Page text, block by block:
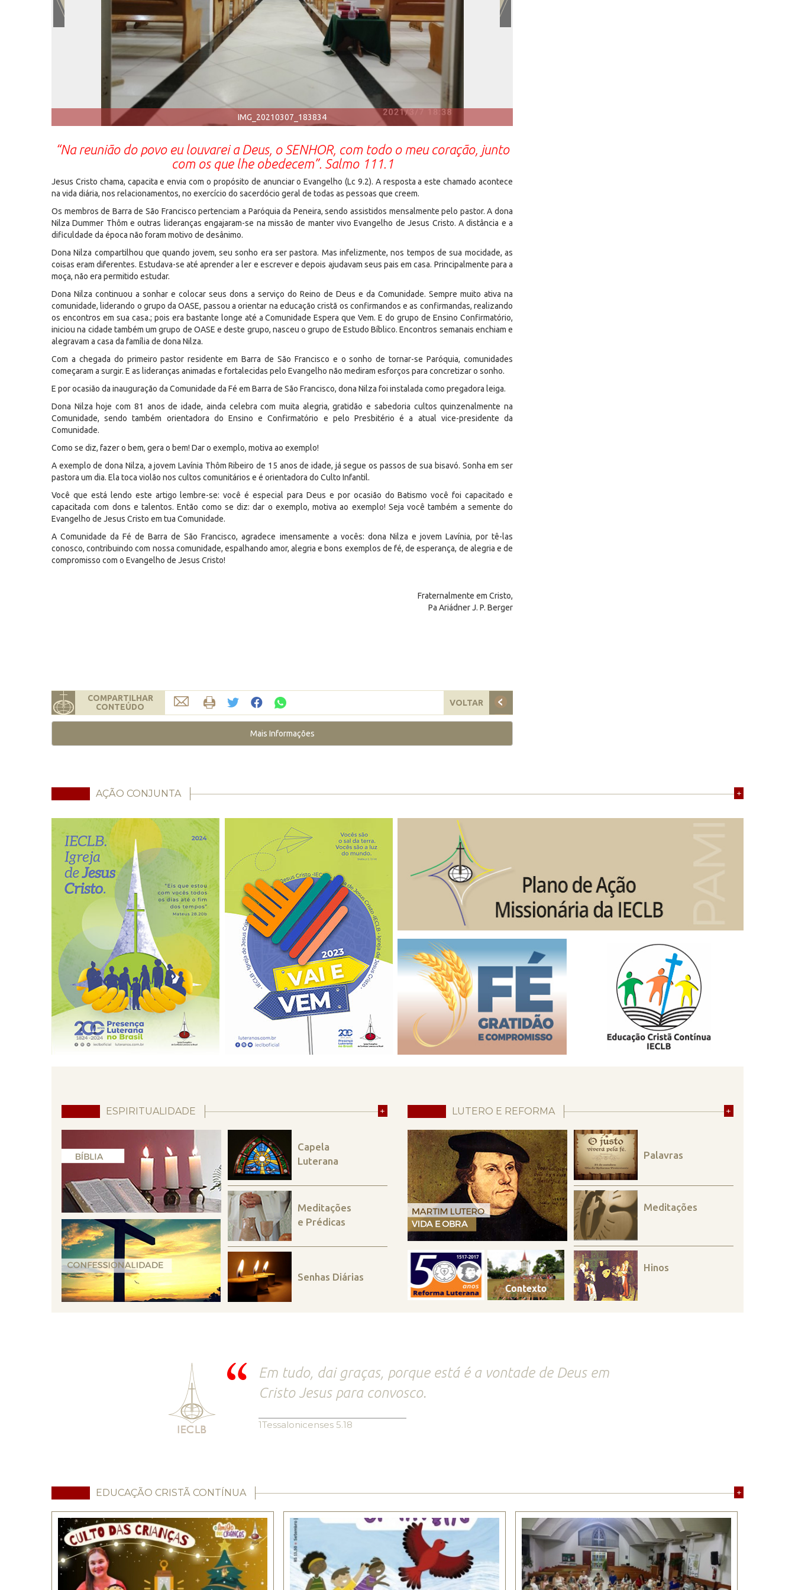
IMG_20210307_183834
“Na reunião do povo eu louvarei a Deus, o SENHOR, com todo o meu coração, junto
com os que lhe obedecem”. Salmo 111.1
Jesus Cristo chama, capacita e envia com o propósito de anunciar o Evangelho (Lc 9.2). A resposta a este chamado acontece
na vida diária, nos relacionamentos, no exercício do sacerdócio geral de todas as pessoas que creem.
Os membros de Barra de São Francisco pertenciam a Paróquia da Peneira, sendo assistidos mensalmente pelo pastor. A dona
Nilza Dummer Thôm e outras lideranças engajaram-se na missão de manter vivo Evangelho de Jesus Cristo. A distância e a
dificuldade da época não foram motivo de desânimo.
Dona Nilza compartilhou que quando jovem, seu sonho era ser pastora. Mas infelizmente, nos tempos de sua mocidade, as
coisas eram diferentes. Estudava-se até aprender a ler e escrever e depois ajudavam seus pais em casa. Principalmente para a
moça, não era permitido estudar.
Dona Nilza continuou a sonhar e colocar seus dons a serviço do Reino de Deus e da Comunidade. Sempre muito ativa na
comunidade, liderando o grupo da OASE, passou a orientar na educação cristã os confirmandos e as confirmandas, realizando
os encontros em sua casa.; pois era bastante longe até a Comunidade Espera que Vem. E do grupo de Ensino Confirmatório,
iniciou na cidade também um grupo de OASE e deste grupo, nasceu o grupo de Estudo Bíblico. Encontros semanais enchiam e
alegravam a casa da família de dona Nilza.
Com a chegada do primeiro pastor residente em Barra de São Francisco e o sonho de tornar-se Paróquia, comunidades
começaram a surgir. E as lideranças animadas e fortalecidas pelo Evangelho não mediram esforços para concretizar o sonho.
E por ocasião da inauguração da Comunidade da Fé em Barra de São Francisco, dona Nilza foi instalada como pregadora leiga.
Dona Nilza hoje com 81 anos de idade, ainda celebra com muita alegria, gratidão e sabedoria cultos quinzenalmente na
Comunidade, sendo também orientadora do Ensino e Confirmatório e pelo Presbitério é a atual vice-presidente da
Comunidade.
Como se diz, fazer o bem, gera o bem! Dar o exemplo, motiva ao exemplo!
A exemplo de dona Nilza, a jovem Lavínia Thôm Ribeiro de 15 anos de idade, já segue os passos de sua bisavó. Sonha em ser
pastora um dia. Ela toca violão nos cultos comunitários e é orientadora do Culto Infantil.
Você que está lendo este artigo lembre-se: você é especial para Deus e por ocasião do Batismo você foi capacitado e
capacitada com dons e talentos. Então como se diz: dar o exemplo, motiva ao exemplo! Seja você também a semente do
Evangelho de Jesus Cristo em tua Comunidade.
A Comunidade da Fé de Barra de São Francisco, agradece imensamente a vocês: dona Nilza e jovem Lavínia, por tê-las
conosco, contribuindo com nossa comunidade, espalhando amor, alegria e bons exemplos de fé, de esperança, de alegria e de
compromisso com o Evangelho de Jesus Cristo!
Fraternalmente em Cristo,
Pa Ariádner J. P. Berger
COMPARTILHAR
CONTEÚDO
VOLTAR
Mais Informações
AÇÃO CONJUNTA +
ESPIRITUALIDADE +
Capela
Luterana
Meditações
e Prédicas
Senhas Diárias
LUTERO E REFORMA +
Palavras
Meditações
Hinos
Em tudo, dai graças, porque está é a vontade de Deus em
Cristo Jesus para convosco.
1Tessalonicenses 5.18
EDUCAÇÃO CRISTÃ CONTÍNUA +